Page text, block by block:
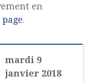
en
.
mardi 9
janvier 2018